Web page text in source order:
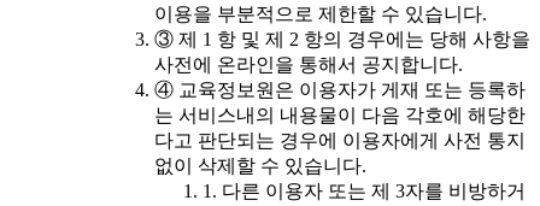
이용을 부분적으로 제한할 수 있습니다.
③ 제 1 항 및 제 2 항의 경우에는 당해 사항을
사전에 온라인을 통해서 공지합니다.
④ 교육정보원은 이용자가 게재 또는 등록하
는 서비스내의 내용물이 다음 각호에 해당한
다고 판단되는 경우에 이용자에게 사전 통지
없이 삭제할 수 있습니다.
1. 다른 이용자 또는 제 3자를 비방하거